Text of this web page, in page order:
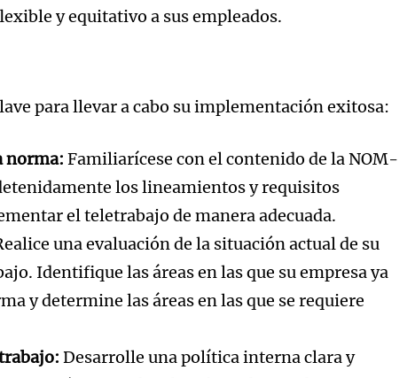
y equitativo a sus empleados.
para llevar a cabo su implementación exitosa:
norma: Familiarícese con el contenido de la NOM-
los lineamientos y requisitos
el teletrabajo de manera adecuada.
una evaluación de la situación actual de su
Identifique las áreas en las que su empresa ya
y determine las áreas en las que se requiere
Desarrolle una política interna clara y